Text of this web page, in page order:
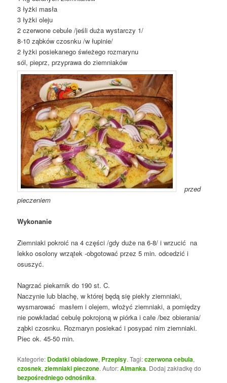
3 łyżki masła
3 łyżki oleju
2 czerwone cebule /jeśli duża wystarczy 1/
8-10 ząbków czosnku /w łupinie/
2 łyżki posiekanego świeżego rozmarynu
sól, pieprz, przyprawa do ziemniaków
przed
pieczeniem
Wykonanie
Ziemniaki pokroić na 4 części /gdy duże na 6-8/ i wrzucić na
lekko osolony wrzątek -obgotować przez 5 min. odcedzić i
osuszyć.
Nagrzać piekarnik do 190 st. C.
Naczynie lub blachę, w której będą się piekły ziemniaki,
wysmarować masłem i olejem, włożyć ziemniaki, a pomiędzy
nie powkładać cebulę pokrojoną w piórka i całe /bez obierania/
ząbki czosnku. Rozmaryn posiekać i posypać nim ziemniaki.
Piec ok. 45-50 min.
Kategorie: Dodatki obiadowe, Przepisy. Tagi:czerwona cebula,
czosnek,ziemniaki pieczone. Autor:Almanka. Dodaj zakładkę do
bezpośredniego odnośnika.